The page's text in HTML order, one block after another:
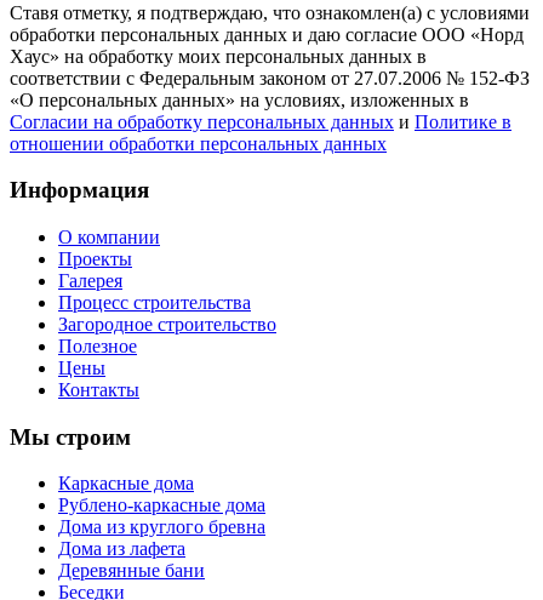
Ставя отметку, я подтверждаю, что ознакомлен(а) с условиями
обработки персональных данных и даю согласие ООО «Норд
Хаус» на обработку моих персональных данных в
соответствии с Федеральным законом от 27.07.2006 № 152-ФЗ
«О персональных данных» на условиях, изложенных в
Согласии на обработку персональных данных и Политике в
отношении обработки персональных данных
Информация
О компании
Проекты
Галерея
Процесс строительства
Загородное строительство
Полезное
Цены
Контакты
Мы строим
Каркасные дома
Рублено-каркасные дома
Дома из круглого бревна
Дома из лафета
Деревянные бани
Беседки